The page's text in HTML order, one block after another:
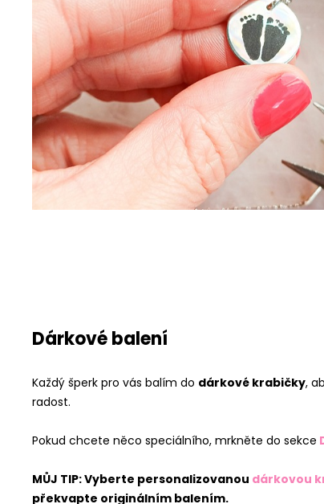
Dárkové balení
Každý šperk pro vás balím do dárkové krabičky,
radost.
Pokud chcete něco speciálního, mrkněte do sekce
MŮJ TIP: Vyberte personalizovanou dárkovou
překvapte originálním balením.